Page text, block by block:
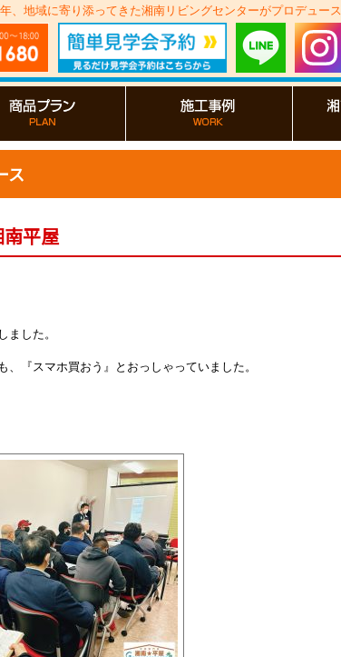
、地域に寄り添ってきた湘南リビングセンターがプロデュー
ス
平屋
した。
『スマホ買おう』とおっしゃっていました。